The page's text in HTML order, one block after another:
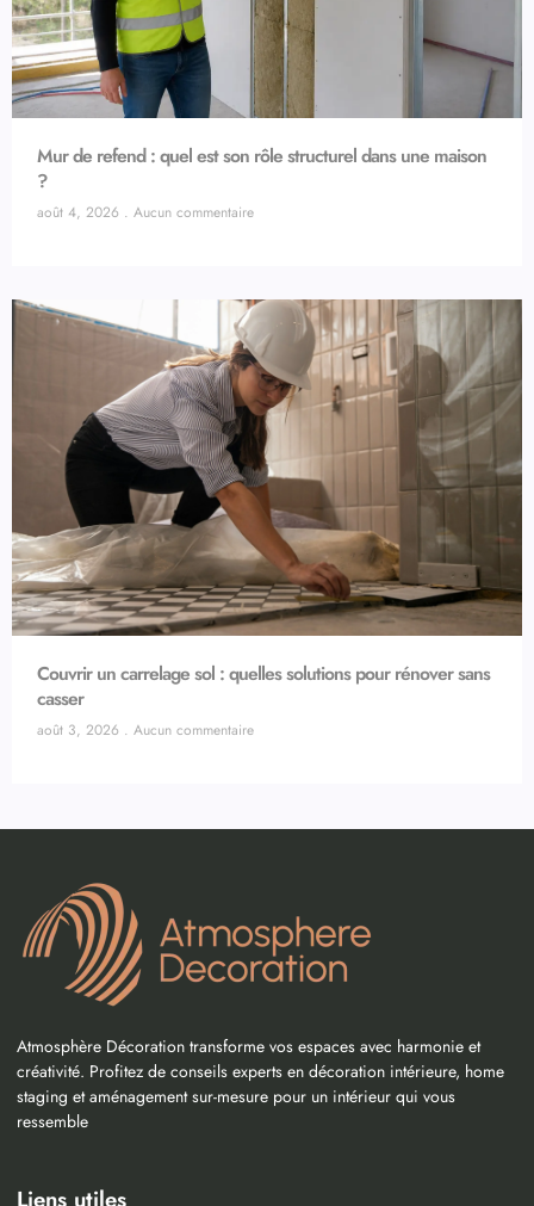
Mur de refend : quel est son rôle structurel dans une maison
?
août 4, 2026 Aucun commentaire
Couvrir un carrelage sol : quelles solutions pour rénover sans
casser
août 3, 2026 Aucun commentaire
Atmosphère Décoration transforme vos espaces avec harmonie et
créativité. Profitez de conseils experts en décoration intérieure, home
staging et aménagement sur-mesure pour un intérieur qui vous
ressemble
Liens utiles